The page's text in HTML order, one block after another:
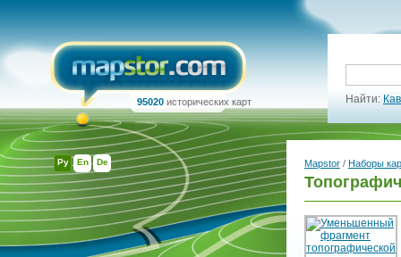
Ру En De
95020 исторических карт Найти:
Mapstor / Наборы